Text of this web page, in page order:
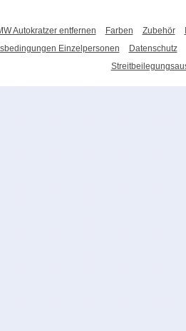
Autokratzer entfernen Farben Zubehör
Einzelpersonen
Datenschutz